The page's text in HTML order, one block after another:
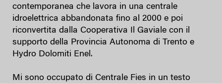
contemporanea che lavora in una centrale
idroelettrica abbandonata fino al 2000 e poi
riconvertita dalla Cooperativa Il Gaviale con il
supporto della Provincia Autonoma di Trento e
Hydro Dolomiti Enel.
Mi sono occupato di Centrale Fies in un testo